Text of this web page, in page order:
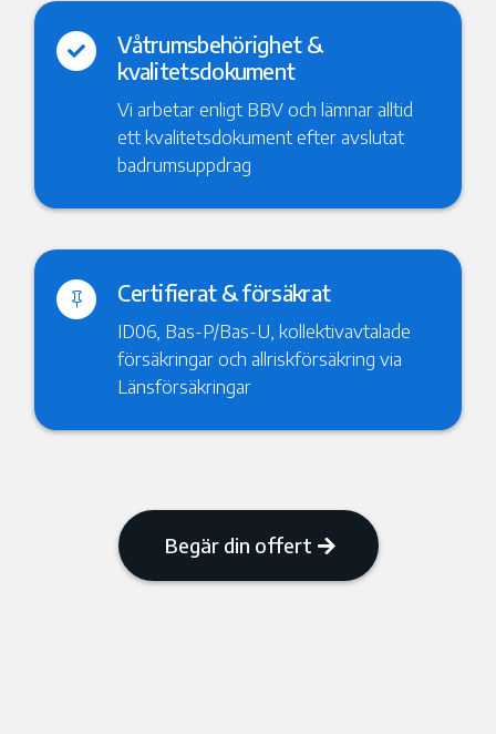

Våtrumsbehörighet &
kvalitetsdokument
Vi arbetar enligt BBV och lämnar alltid
ett kvalitetsdokument efter avslutat
badrumsuppdrag
 Certifierat & försäkrat
ID06, Bas-P/Bas-U, kollektivavtalade
försäkringar och allriskförsäkring via
Länsförsäkringar
Begär din offert